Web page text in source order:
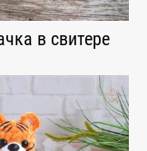
в свитере